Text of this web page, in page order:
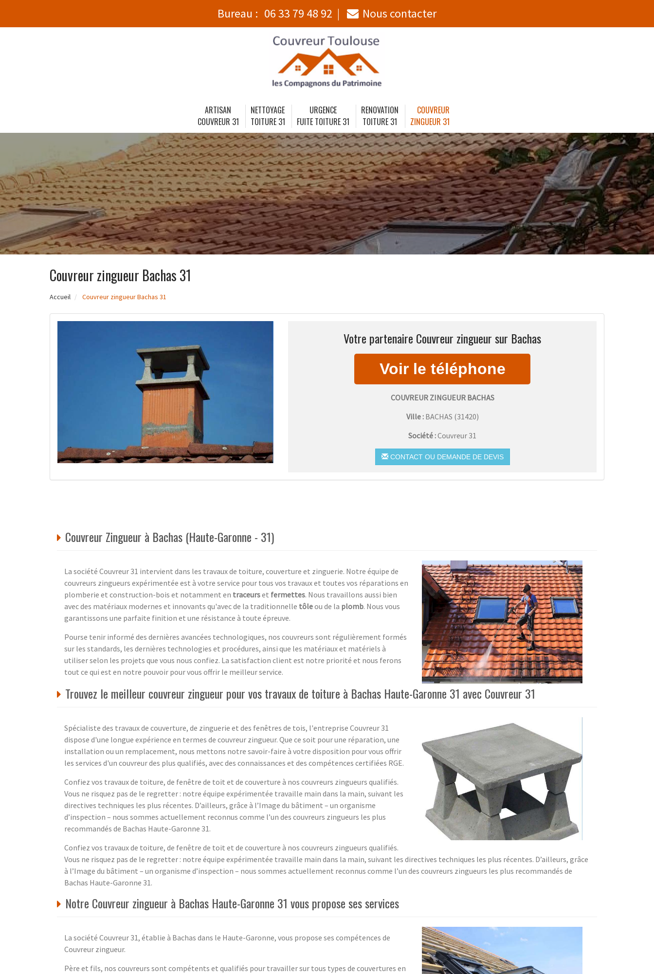
Bureau : 06 33 79 48 92 Nous contacter
ARTISAN
COUVREUR 31
NETTOYAGE
TOITURE 31
URGENCE
FUITE TOITURE 31
RENOVATION
TOITURE 31
COUVREUR
ZINGUEUR 31
Couvreur zingueur Bachas 31
Accueil Couvreur zingueur Bachas 31
Votre partenaire Couvreur zingueur sur Bachas
COUVREUR ZINGUEUR BACHAS
Ville : BACHAS (31420)
Société :Couvreur 31
CONTACT OU DEMANDE DE DEVIS
Couvreur Zingueur à Bachas (Haute-Garonne - 31)
La société Couvreur 31 intervient dans les travaux de toiture, couverture et zinguerie. Notre équipe de
couvreurs zingueurs expérimentée est à votre service pour tous vos travaux et toutes vos réparations en
plomberie et construction-bois et notamment en traceurset fermettes. Nous travaillons aussi bien
avec des matériaux modernes et innovants qu'avec de la traditionnelle tôleou de la plomb. Nous vous
garantissons une parfaite finition et une résistance à toute épreuve.
Pourse tenir informé des dernières avancées technologiques, nos couvreurs sont régulièrement formés
sur les standards, les dernières technologies et procédures, ainsi que les matériaux et matériels à
utiliser selon les projets que vous nous confiez. La satisfaction client est notre priorité et nous ferons
tout ce qui est en notre pouvoir pour vous offrir le meilleur service.
Trouvez le meilleur couvreur zingueur pour vos travaux de toiture à Bachas Haute-Garonne 31 avec Couvreur 31
Spécialiste des travaux de couverture, de zinguerie et des fenêtres de tois, l'entreprise Couvreur 31
dispose d'une longue expérience en termes de couvreur zingueur. Que ce soit pour une réparation, une
installation ou un remplacement, nous mettons notre savoir-faire à votre disposition pour vous offrir
les services d'un couvreur des plus qualifiés, avec des connaissances et des compétences certifiées RGE.
Confiez vos travaux de toiture, de fenêtre de toit et de couverture à nos couvreurs zingueurs qualifiés.
Vous ne risquez pas de le regretter : notre équipe expérimentée travaille main dans la main, suivant les
directives techniques les plus récentes. D’ailleurs, grâce à l’Image du bâtiment – un organisme
d’inspection – nous sommes actuellement reconnus comme l’un des couvreurs zingueurs les plus
recommandés de Bachas Haute-Garonne 31.
Confiez vos travaux de toiture, de fenêtre de toit et de couverture à nos couvreurs zingueurs qualifiés.
Vous ne risquez pas de le regretter : notre équipe expérimentée travaille main dans la main, suivant les directives techniques les plus récentes. D’ailleurs, grâce
à l’Image du bâtiment – un organisme d’inspection – nous sommes actuellement reconnus comme l’un des couvreurs zingueurs les plus recommandés de
Bachas Haute-Garonne 31.
Notre Couvreur zingueur à Bachas Haute-Garonne 31 vous propose ses services
La société Couvreur 31, établie à Bachas dans le Haute-Garonne, vous propose ses compétences de
Couvreur zingueur.
Père et fils, nos couvreurs sont compétents et qualifiés pour travailler sur tous types de couvertures en